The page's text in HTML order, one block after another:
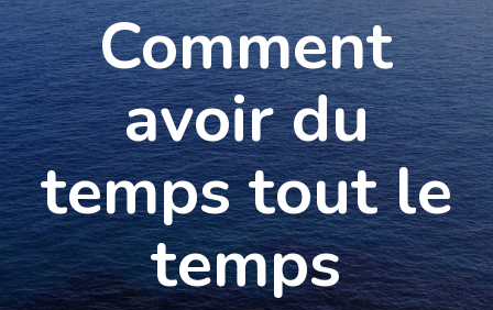
Comment
avoir du
temps tout le
temps